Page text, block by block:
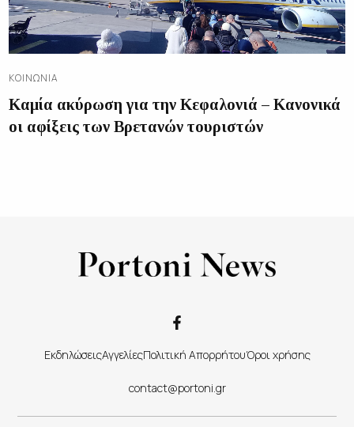
ΚΟΙΝΩΝΊΑ
Καμία ακύρωση για την Κεφαλονιά – Κανονικά
οι αφίξεις των Βρετανών τουριστών
ΕκδηλώσειςΑγγελίεςΠολιτική ΑπορρήτουΌροι χρήσης
contact@portoni.gr